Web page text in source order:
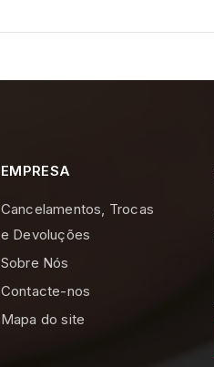
EMPRESA
Cancelamentos, Trocas
e Devoluções
Sobre Nós
Contacte-nos
Mapa do site